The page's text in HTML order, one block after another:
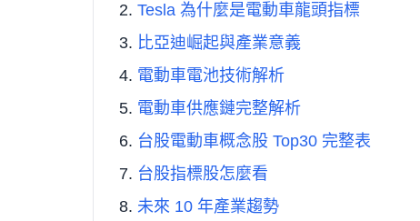
Tesla 為什麼是電動車龍頭指標
比亞迪崛起與產業意義
電動車電池技術解析
電動車供應鏈完整解析
台股電動車概念股 Top30 完整表
台股指標股怎麼看
未來 10 年產業趨勢